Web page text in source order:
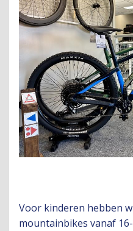
Voor kinderen hebben
mountainbikes vanaf